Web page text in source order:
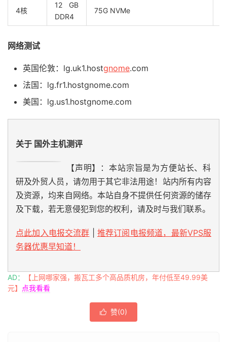
4核
12 GB
DDR4
75G NVMe
网络测试
英国伦敦：lg.uk1.hostgnome.com
法国：lg.fr1.hostgnome.com
美国：lg.us1.hostgnome.com
关于 国外主机测评
【声明】：本站宗旨是为方便站长、科
研及外贸人员，请勿用于其它非法用途！站内所有内容
及资源，均来自网络。本站自身不提供任何资源的储存
及下载，若无意侵犯到您的权利，请及时与我们联系。
点此加入电报交流群
推荐订阅电报频道，最新VPS服
务器优惠早知道！
AD：
【上网哪家强，搬瓦工多个高品质机房，年付低至49.99美
元】
点我看看
 赞(0)